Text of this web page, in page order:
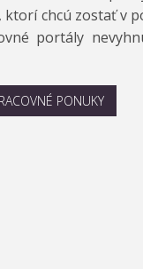
ktorí chcú zostať v
portály
PONUKY